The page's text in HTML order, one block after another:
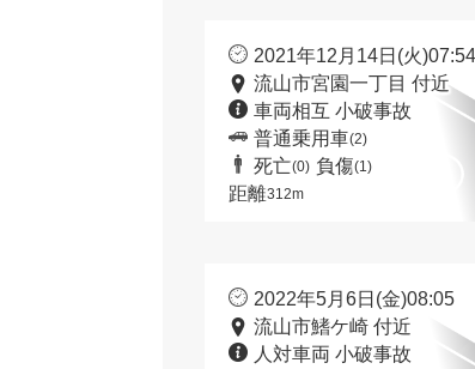
2021年12月14日(火)07:54
流山市宮園一丁目 付近
車両相互 小破事故
普通乗用車(2)
死亡(0) 負傷(1)
距離312m
2022年5月6日(金)08:05
流山市鰭ケ崎 付近
人対車両 小破事故